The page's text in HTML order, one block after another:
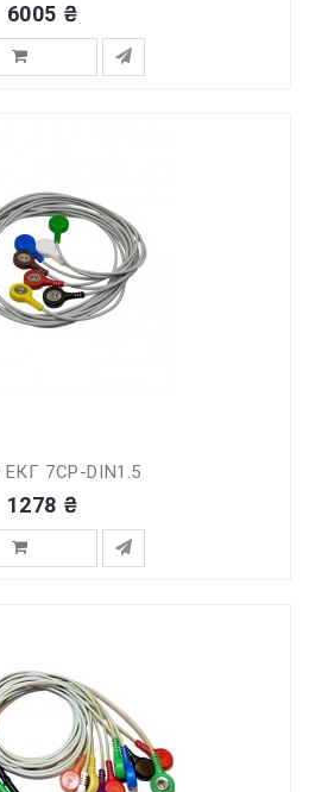
6005 ₴
7СP-DIN1.5
1278 ₴